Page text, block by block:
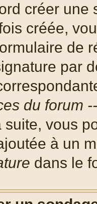
créer
créée,
de
par
du forum
suite, vous
à un
dans le